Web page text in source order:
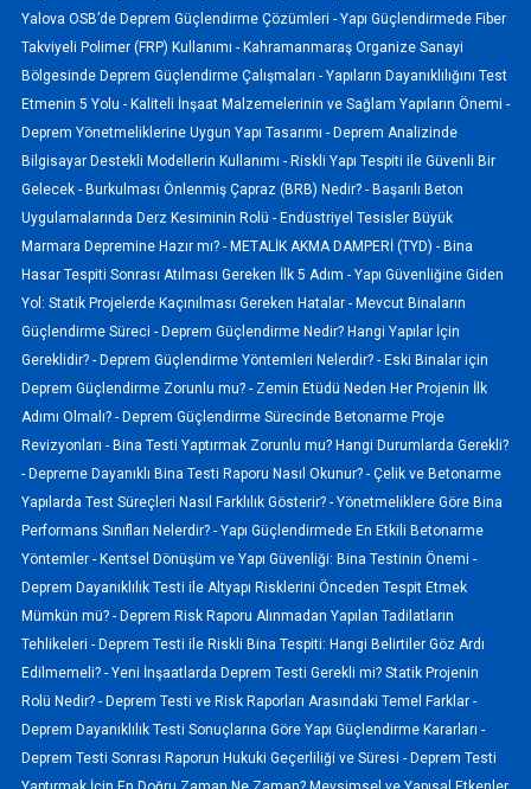
Yalova OSB’de Deprem Güçlendirme Çözümleri - Yapı Güçlendirmede Fiber
Takviyeli Polimer (FRP) Kullanımı - Kahramanmaraş Organize Sanayi
Bölgesinde Deprem Güçlendirme Çalışmaları - Yapıların Dayanıklılığını Test
Etmenin 5 Yolu - Kaliteli İnşaat Malzemelerinin ve Sağlam Yapıların Önemi -
Deprem Yönetmeliklerine Uygun Yapı Tasarımı - Deprem Analizinde
Bilgisayar Destekli Modellerin Kullanımı - Riskli Yapı Tespiti ile Güvenli Bir
Gelecek - Burkulması Önlenmiş Çapraz (BRB) Nedir? - Başarılı Beton
Uygulamalarında Derz Kesiminin Rolü - Endüstriyel Tesisler Büyük
Marmara Depremine Hazır mı? - METALİK AKMA DAMPERİ (TYD) - Bina
Hasar Tespiti Sonrası Atılması Gereken İlk 5 Adım - Yapı Güvenliğine Giden
Yol: Statik Projelerde Kaçınılması Gereken Hatalar - Mevcut Binaların
Güçlendirme Süreci - Deprem Güçlendirme Nedir? Hangi Yapılar İçin
Gereklidir? - Deprem Güçlendirme Yöntemleri Nelerdir? - Eski Binalar için
Deprem Güçlendirme Zorunlu mu? - Zemin Etüdü Neden Her Projenin İlk
Adımı Olmalı? - Deprem Güçlendirme Sürecinde Betonarme Proje
Revizyonları - Bina Testi Yaptırmak Zorunlu mu? Hangi Durumlarda Gerekli?
- Depreme Dayanıklı Bina Testi Raporu Nasıl Okunur? - Çelik ve Betonarme
Yapılarda Test Süreçleri Nasıl Farklılık Gösterir? - Yönetmeliklere Göre Bina
Performans Sınıfları Nelerdir? - Yapı Güçlendirmede En Etkili Betonarme
Yöntemler - Kentsel Dönüşüm ve Yapı Güvenliği: Bina Testinin Önemi -
Deprem Dayanıklılık Testi ile Altyapı Risklerini Önceden Tespit Etmek
Mümkün mü? - Deprem Risk Raporu Alınmadan Yapılan Tadilatların
Tehlikeleri - Deprem Testi ile Riskli Bina Tespiti: Hangi Belirtiler Göz Ardı
Edilmemeli? - Yeni İnşaatlarda Deprem Testi Gerekli mi? Statik Projenin
Rolü Nedir? - Deprem Testi ve Risk Raporları Arasındaki Temel Farklar -
Deprem Dayanıklılık Testi Sonuçlarına Göre Yapı Güçlendirme Kararları -
Deprem Testi Sonrası Raporun Hukuki Geçerliliği ve Süresi - Deprem Testi